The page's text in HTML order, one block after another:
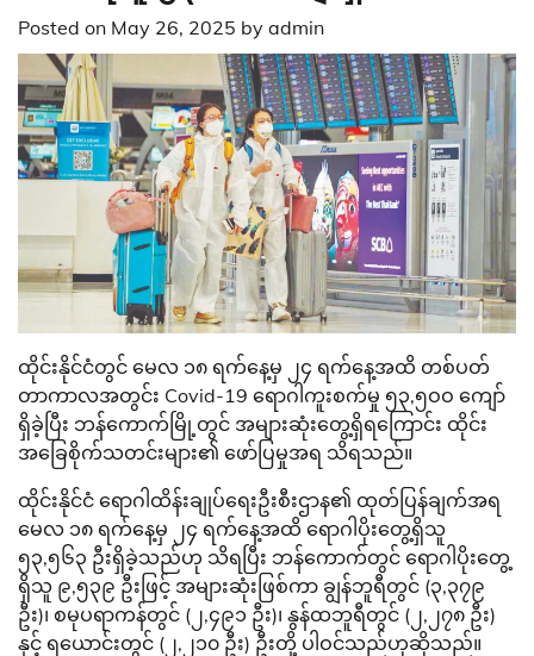
Posted on May 26, 2025 by admin
ထိုင်းနိုင်ငံတွင် မေလ ၁၈ ရက်နေ့မှ ၂၄ ရက်နေ့အထိ တစ်ပတ်
တာကာလအတွင်း Covid-19 ရောဂါကူးစက်မှု ၅၃,၅ဝဝ ကျော်
ရှိခဲ့ပြီး ဘန်ကောက်မြို့တွင် အများဆုံးတွေ့ရှိရကြောင်း ထိုင်း
အခြေစိုက်သတင်းများ၏ ဖော်ပြမှုအရ သိရသည်။
ထိုင်းနိုင်ငံ ရောဂါထိန်းချုပ်ရေးဦးစီးဌာန၏ ထုတ်ပြန်ချက်အရ
မေလ ၁၈ ရက်နေ့မှ ၂၄ ရက်နေ့အထိ ရောဂါပိုးတွေ့ရှိသူ
၅၃,၅၆၃ ဦးရှိခဲ့သည်ဟု သိရပြီး ဘန်ကောက်တွင် ရောဂါပိုးတွေ့
ရှိသူ ၉,၅၃၉ ဦးဖြင့် အများဆုံးဖြစ်ကာ ချွန်ဘူရီတွင် (၃,၃၇၉
ဦး)၊ စမုပရာကန်တွင် (၂,၄၉၁ ဦး)၊ နွန်ထဘူရီတွင် (၂,၂၇၈ ဦး)
နှင့် ရယောင်းတွင် (၂,၂၁၀ ဦး) ဦးတို့ ပါဝင်သည်ဟုဆိုသည်။